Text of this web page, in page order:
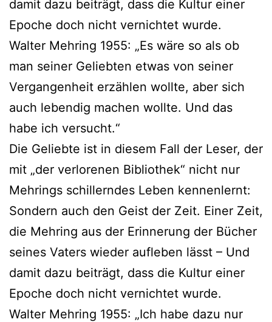
damit dazu beiträgt, dass die Kultur einer
Epoche doch nicht vernichtet wurde.
Walter Mehring 1955: „Es wäre so als ob
man seiner Geliebten etwas von seiner
Vergangenheit erzählen wollte, aber sich
auch lebendig machen wollte. Und das
habe ich versucht.“
Die Geliebte ist in diesem Fall der Leser, der
mit „der verlorenen Bibliothek“ nicht nur
Mehrings schillerndes Leben kennenlernt:
Sondern auch den Geist der Zeit. Einer Zeit,
die Mehring aus der Erinnerung der Bücher
seines Vaters wieder aufleben lässt – Und
damit dazu beiträgt, dass die Kultur einer
Epoche doch nicht vernichtet wurde.
Walter Mehring 1955: „Ich habe dazu nur